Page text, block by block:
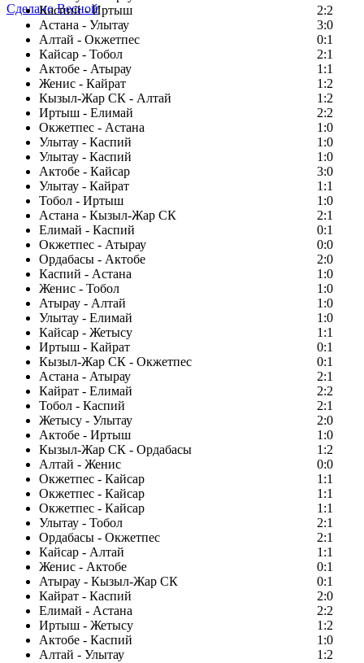
Каспий - Иртыш
2:2
Астана - Улытау
3:0
Алтай - Окжетпес
0:1
Кайсар - Тобол
2:1
Актобе - Атырау
1:1
Женис - Кайрат
1:2
Кызыл-Жар СК - Алтай
1:2
Иртыш - Елимай
2:2
Окжетпес - Астана
1:0
Улытау - Каспий
1:0
Улытау - Каспий
1:0
Актобе - Кайсар
3:0
Улытау - Кайрат
1:1
Тобол - Иртыш
1:0
Астана - Кызыл-Жар СК
2:1
Елимай - Каспий
0:1
Окжетпес - Атырау
0:0
Ордабасы - Актобе
2:0
Каспий - Астана
1:0
Женис - Тобол
1:0
Атырау - Алтай
1:0
Улытау - Елимай
1:0
Кайсар - Жетысу
1:1
Иртыш - Кайрат
0:1
Кызыл-Жар СК - Окжетпес
0:1
Астана - Атырау
2:1
Кайрат - Елимай
2:2
Тобол - Каспий
2:1
Жетысу - Улытау
2:0
Актобе - Иртыш
1:0
Кызыл-Жар СК - Ордабасы
1:2
Алтай - Женис
0:0
Окжетпес - Кайсар
1:1
Окжетпес - Кайсар
1:1
Окжетпес - Кайсар
1:1
Улытау - Тобол
2:1
Ордабасы - Окжетпес
2:1
Кайсар - Алтай
1:1
Женис - Актобе
0:1
Атырау - Кызыл-Жар СК
0:1
Кайрат - Каспий
2:0
Елимай - Астана
2:2
Иртыш - Жетысу
1:2
Актобе - Каспий
1:0
Алтай - Улытау
1:2
Сделано Весной